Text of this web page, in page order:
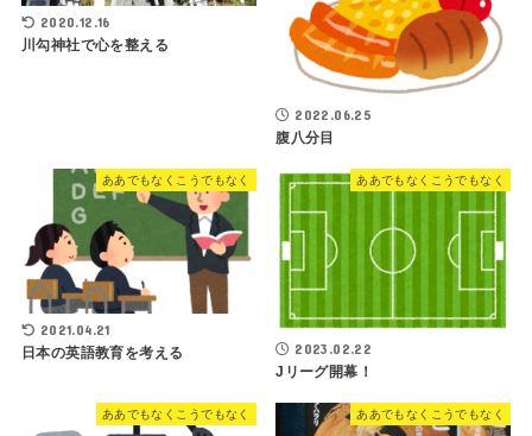
2020.12.16
川勾神社で心を整える
2022.06.25
腹八分目
ああでもなくこうでもなく
2021.04.21
日本の英語教育を考える
ああでもなくこうでもなく
2023.02.22
Jリーグ開幕！
ああでもなくこうでもなく ああでもなくこうでもなく